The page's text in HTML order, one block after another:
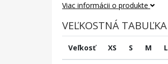
Viac informácii o produkte
VEĽKOSTNÁ TABUĽKA
Veľkosť XS S M L